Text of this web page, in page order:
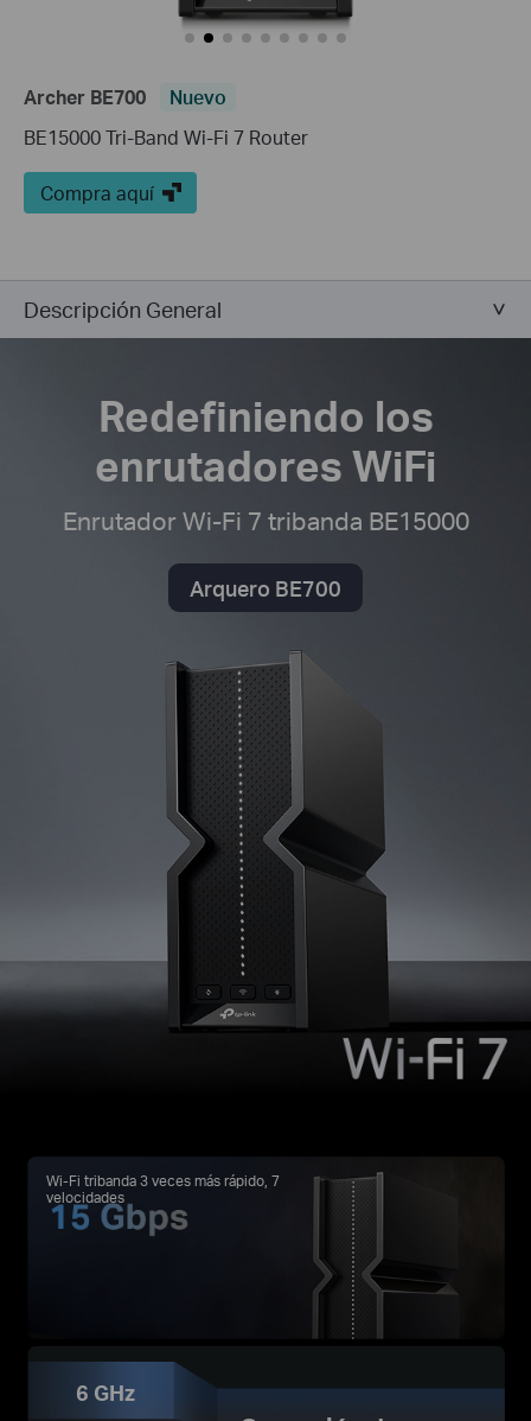
Archer BE700
Nuevo
BE15000 Tri-Band Wi-Fi 7 Router
Compra aquí
Descripción General
Redefiniendo los
enrutadores WiFi
Enrutador Wi-Fi 7 tribanda BE15000
Arquero BE700
Wi-Fi tribanda 3 veces más rápido, 7
velocidades
6 GHz